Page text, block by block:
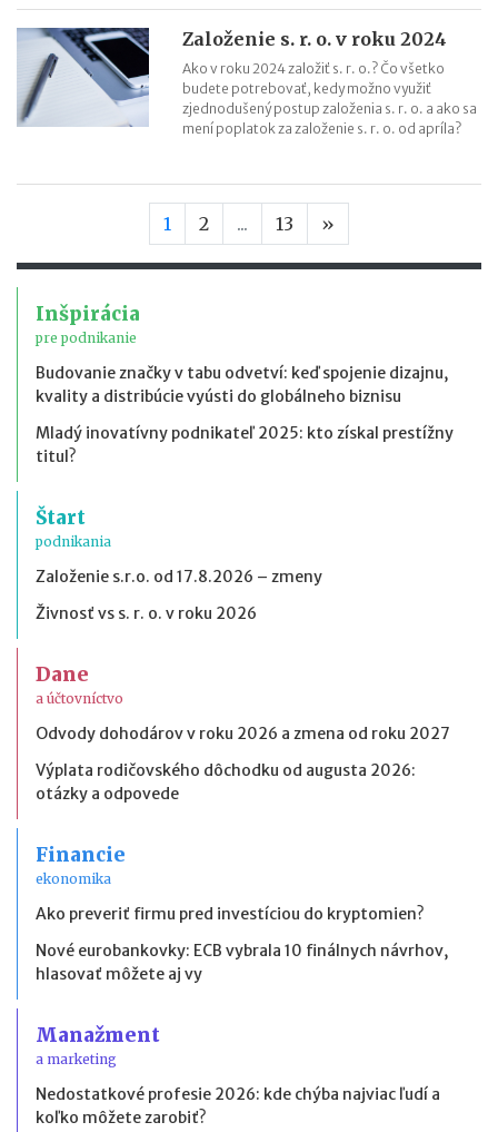
Založenie s. r. o. v roku 2024
Ako v roku 2024 založiť s. r. o.? Čo všetko
budete potrebovať, kedy možno využiť
zjednodušený postup založenia s. r. o. a ako sa
mení poplatok za založenie s. r. o. od apríla?
1 2 ... 13 »
Inšpirácia
pre podnikanie
Budovanie značky v tabu odvetví: keď spojenie dizajnu,
kvality a distribúcie vyústi do globálneho biznisu
Mladý inovatívny podnikateľ 2025: kto získal prestížny
titul?
Štart
podnikania
Založenie s.r.o. od 17.8.2026 – zmeny
Živnosť vs s. r. o. v roku 2026
Dane
a účtovníctvo
Odvody dohodárov v roku 2026 a zmena od roku 2027
Výplata rodičovského dôchodku od augusta 2026:
otázky a odpovede
Financie
ekonomika
Ako preveriť firmu pred investíciou do kryptomien?
Nové eurobankovky: ECB vybrala 10 finálnych návrhov,
hlasovať môžete aj vy
Manažment
a marketing
Nedostatkové profesie 2026: kde chýba najviac ľudí a
koľko môžete zarobiť?